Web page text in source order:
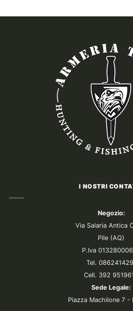
I NOSTRI
Negozio:
Via Salaria Antica
Pile (AQ)
P.Iva
Tel.
Cell. 392
Sede Legale:
Piazza Machilone 7 -